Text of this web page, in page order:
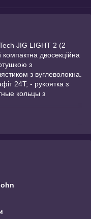
JIG LIGHT 2 (2
двосекційна
з
з вуглеволокна.
24T; - рукоятка з
кольцы з